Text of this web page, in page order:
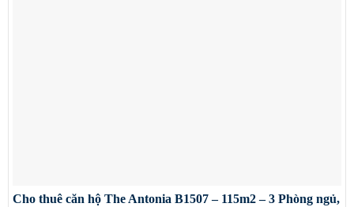
Cho thuê căn hộ The Antonia B1507 – 115m2 – 3 Phòng ngủ,